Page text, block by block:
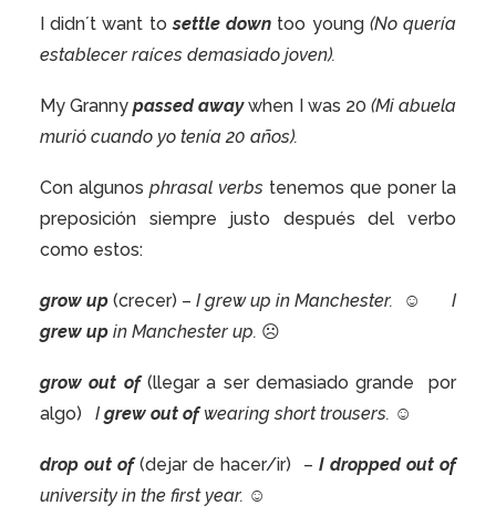
I didn´t want tosettle down too young (No quería
establecer raíces demasiado joven).
My Grannypassed awaywhen I was 20 (Mi abuela
murió cuando yo tenía 20 años).
Con algunos phrasal verbs tenemos que poner la
preposición siempre justo después del verbo
como estos:
grow up(crecer) –I grew up in Manchester. ☺
I
grew up in Manchester up. ☹
grow out of (llegar a ser demasiado grande
por
algo)
I grew out ofwearing short trousers. ☺
drop out of(dejar de hacer/ir) – I dropped out of
university in the first year. ☺